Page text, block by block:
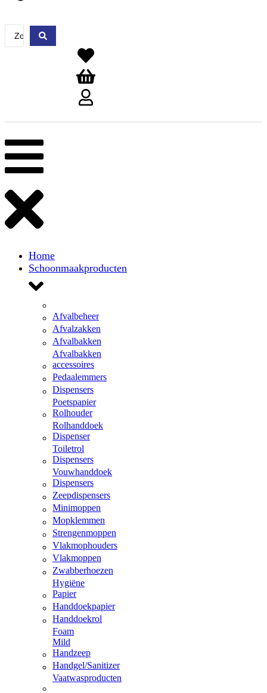
Home
Schoonmaakproducten
Afvalbeheer
Afvalzakken
Afvalbakken
Afvalbakken
accessoires
Pedaalemmers
Dispensers
Poetspapier
Rolhouder
Rolhanddoek
Dispenser
Toiletrol
Dispensers
Vouwhanddoek
Dispensers
Zeepdispensers
Minimoppen
Mopklemmen
Strengenmoppen
Vlakmophouders
Vlakmoppen
Zwabberhoezen
Hygiëne
Papier
Handdoekpapier
Handdoekrol
Foam
Mild
Handzeep
Handgel/Sanitizer
Vaatwasproducten